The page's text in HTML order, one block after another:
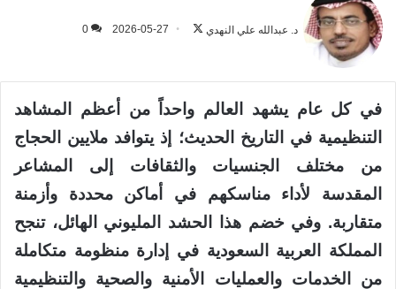
د. عبدالله علي النهدي
على
2026-05-27
0
في كل عام يشهد العالم واحداً من أعظم المشاهد
التنظيمية في التاريخ الحديث؛ إذ يتوافد ملايين الحجاج
من مختلف الجنسيات والثقافات إلى المشاعر
المقدسة لأداء مناسكهم في أماكن محددة وأزمنة
متقاربة. وفي خضم هذا الحشد المليوني الهائل، تنجح
المملكة العربية السعودية في إدارة منظومة متكاملة
من الخدمات والعمليات الأمنية والصحية والتنظيمية